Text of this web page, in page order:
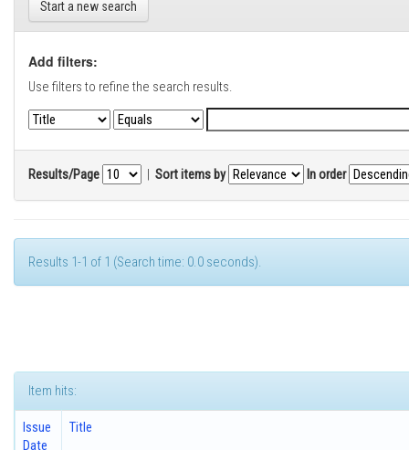
Start a new search
Add filters:
Use filters to refine the search results.
Results/Page | Sort items by In order
Results 1-1 of 1 (Search time: 0.0 seconds).
Item hits:
Issue
Date
Title